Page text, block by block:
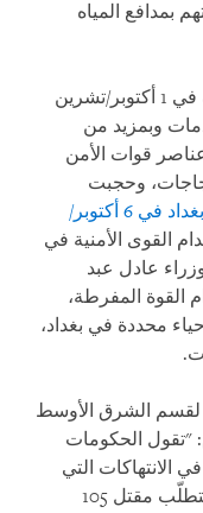
بمدافع المياه
بدأت الاحتجاجات في بغداد ومدن جنوبية في 1 أكتوبر/تشرين
وبمزيد من
قوات الأمن
وحجبت
استقالة محافظ بغداد في 6 أكتوبر/
القوى الأمنية في
عادل عبد
القوة المفرطة،
محددة في بغداد،
.
لقسم الشرق الأوسط
"تقول الحكومات
الانتهاكات التي
ترتكبها قوات الأمن لكنها لم تفعل ذلك. يتطلّب مقتل 105